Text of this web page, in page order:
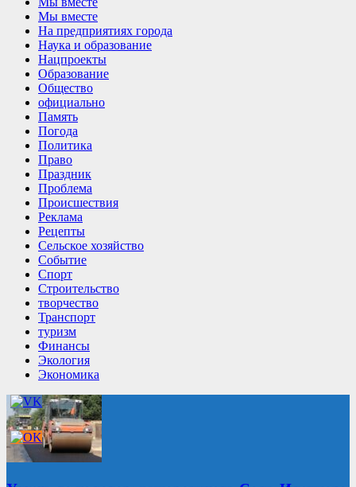
Мы вместе
На предприятиях города
Наука и образование
Нацпроекты
Образование
Общество
официально
Память
Погода
Политика
Право
Праздник
Проблема
Происшествия
Реклама
Рецепты
Сельское хозяйство
Событие
Спорт
Строительство
творчество
Транспорт
туризм
Финансы
Экология
Экономика